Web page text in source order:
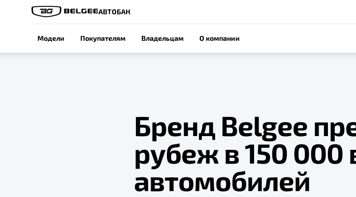
АВТОБАН
Модели Покупателям Владельцам О компании
Бренд Belgee
рубеж в 150
автомобилей